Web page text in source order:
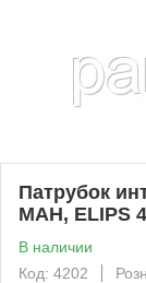
Патрубок
МАН, ELIPS
В наличии
Код: 4202